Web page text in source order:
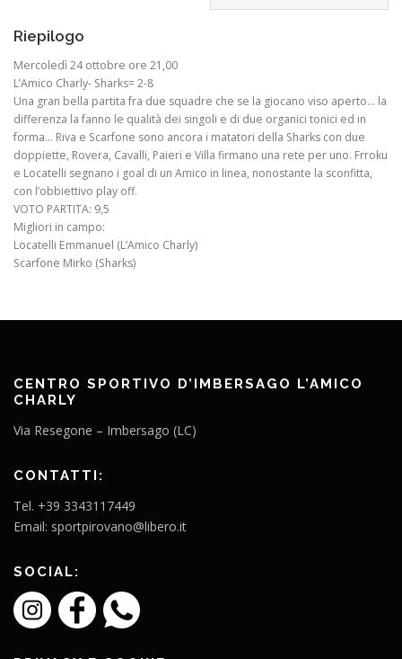
Riepilogo
Mercoledì 24 ottobre ore 21,00
L’Amico Charly- Sharks= 2-8
Una gran bella partita fra due squadre che se la giocano viso aperto… la
differenza la fanno le qualità dei singoli e di due organici tonici ed in
forma… Riva e Scarfone sono ancora i matatori della Sharks con due
doppiette, Rovera, Cavalli, Paieri e Villa firmano una rete per uno. Frroku
e Locatelli segnano i goal di un Amico in linea, nonostante la sconfitta,
con l’obbiettivo play off.
VOTO PARTITA: 9,5
Migliori in campo:
Locatelli Emmanuel (L’Amico Charly)
Scarfone Mirko (Sharks)
CENTRO SPORTIVO D’IMBERSAGO L’AMICO
CHARLY
Via Resegone – Imbersago (LC)
CONTATTI:
Tel. +39 3343117449
Email: sportpirovano@libero.it
SOCIAL: